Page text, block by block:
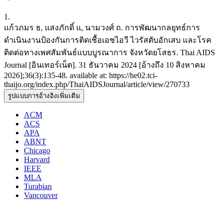
1.
แก้วภมร ธ, แสงภักดิ์ แ, นามวงศ์ ถ. การพัฒนากลยุทธ์การ
ดำเนินงานป้องกันการติดเชื้อเอชไอวี ไวรัสตับอักเสบ และโรค
ติดต่อทางเพศสัมพันธ์แบบบูรณาการ จังหวัดยโสธร. Thai AIDS
Journal [อินเทอร์เน็ต]. 31 ธันวาคม 2024 [อ้างถึง 10 สิงหาคม
2026];36(3):135-48. available at: https://he02.tci-
thaijo.org/index.php/ThaiAIDSJournal/article/view/270733
รูปแบบการอ้างอิงเพิ่มเติม
ACM
ACS
APA
ABNT
Chicago
Harvard
IEEE
MLA
Turabian
Vancouver